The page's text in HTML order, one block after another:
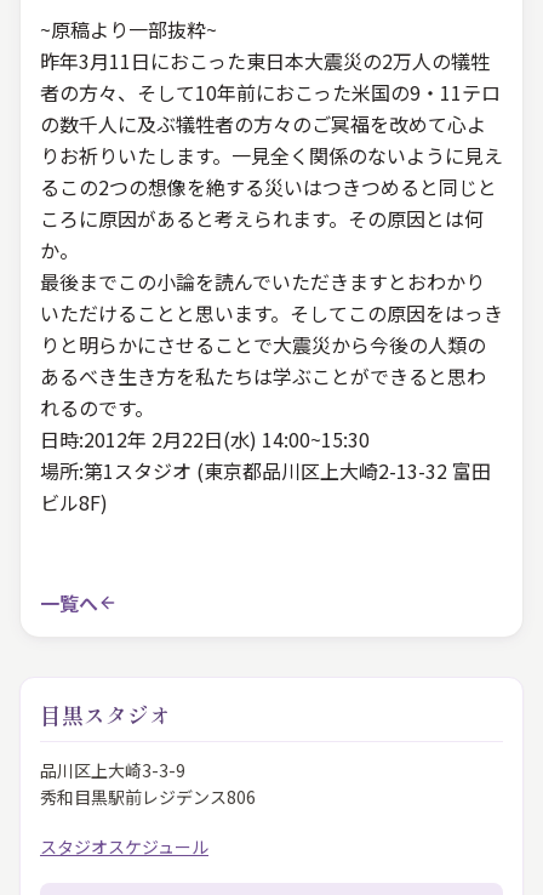
~原稿より一部抜粋~
昨年3月11日におこった東日本大震災の2万人の犠牲
者の方々、そして10年前におこった米国の9・11テロ
の数千人に及ぶ犠牲者の方々のご冥福を改めて心よ
りお祈りいたします。一見全く関係のないように見え
るこの2つの想像を絶する災いはつきつめると同じと
ころに原因があると考えられます。その原因とは何
か。
最後までこの小論を読んでいただきますとおわかり
いただけることと思います。そしてこの原因をはっき
りと明らかにさせることで大震災から今後の人類の
あるべき生き方を私たちは学ぶことができると思わ
れるのです。
日時:2012年 2月22日(水) 14:00~15:30
場所:第1スタジオ (東京都品川区上大崎2-13-32 富田
ビル8F)
一覧へ
目黒スタジオ
品川区上大崎3-3-9
秀和目黒駅前レジデンス806
スタジオスケジュール